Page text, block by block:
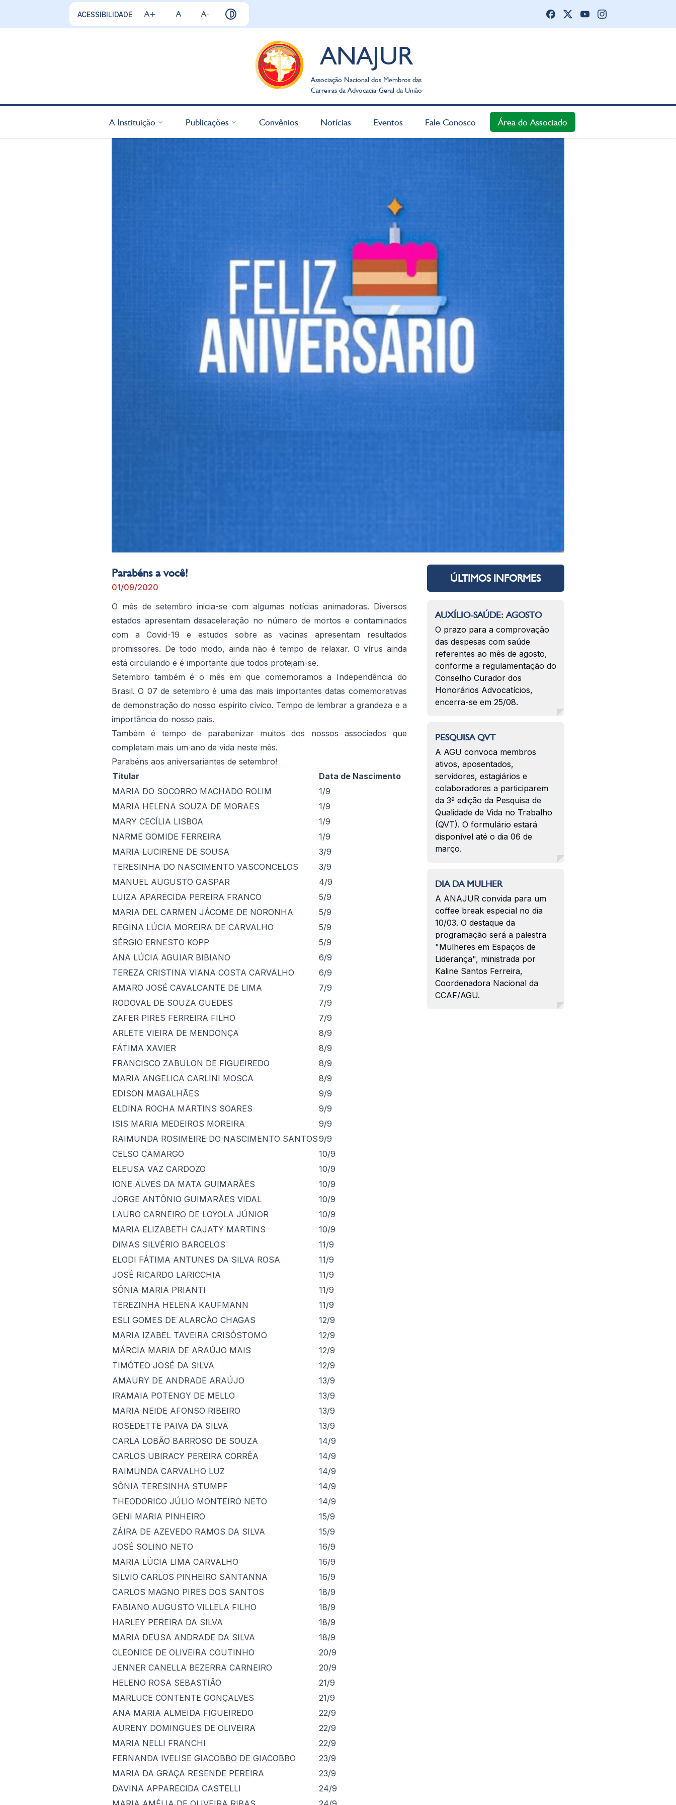
ACESSIBILIDADE A+ A A-
ANAJUR
Associação Nacional dos Membros das
Carreiras da Advocacia-Geral da União
A Instituição Publicações Convênios Notícias Eventos Fale Conosco Área do Associado
Parabéns a você!
01/09/2020
O mês de setembro inicia-se com algumas notícias animadoras. Diversos
estados apresentam desaceleração no número de mortos e contaminados
com a Covid-19 e estudos sobre as vacinas apresentam resultados
promissores. De todo modo, ainda não é tempo de relaxar. O vírus ainda
está circulando e é importante que todos protejam-se.
Setembro também é o mês em que comemoramos a Independência do
Brasil. O 07 de setembro é uma das mais importantes datas comemorativas
de demonstração do nosso espírito cívico. Tempo de lembrar a grandeza e a
importância do nosso país.
Também é tempo de parabenizar muitos dos nossos associados que
completam mais um ano de vida neste mês.
Parabéns aos aniversariantes de setembro!
Titular
Data de Nascimento
MARIA DO SOCORRO MACHADO ROLIM
1/9
MARIA HELENA SOUZA DE MORAES
1/9
MARY CECÍLIA LISBOA
1/9
NARME GOMIDE FERREIRA
1/9
MARIA LUCIRENE DE SOUSA
3/9
TERESINHA DO NASCIMENTO VASCONCELOS
3/9
MANUEL AUGUSTO GASPAR
4/9
LUIZA APARECIDA PEREIRA FRANCO
5/9
MARIA DEL CARMEN JÁCOME DE NORONHA
5/9
REGINA LÚCIA MOREIRA DE CARVALHO
5/9
SÉRGIO ERNESTO KOPP
5/9
ANA LÚCIA AGUIAR BIBIANO
6/9
TEREZA CRISTINA VIANA COSTA CARVALHO
6/9
AMARO JOSÉ CAVALCANTE DE LIMA
7/9
RODOVAL DE SOUZA GUEDES
7/9
ZAFER PIRES FERREIRA FILHO
7/9
ARLETE VIEIRA DE MENDONÇA
8/9
FÁTIMA XAVIER
8/9
FRANCISCO ZABULON DE FIGUEIREDO
8/9
MARIA ANGELICA CARLINI MOSCA
8/9
EDISON MAGALHÃES
9/9
ELDINA ROCHA MARTINS SOARES
9/9
ISIS MARIA MEDEIROS MOREIRA
9/9
RAIMUNDA ROSIMEIRE DO NASCIMENTO SANTOS9/9
CELSO CAMARGO
10/9
ELEUSA VAZ CARDOZO
10/9
IONE ALVES DA MATA GUIMARÃES
10/9
JORGE ANTÔNIO GUIMARÃES VIDAL
10/9
LAURO CARNEIRO DE LOYOLA JÚNIOR
10/9
MARIA ELIZABETH CAJATY MARTINS
10/9
DIMAS SILVÉRIO BARCELOS
11/9
ELODI FÁTIMA ANTUNES DA SILVA ROSA
11/9
JOSÉ RICARDO LARICCHIA
11/9
SÔNIA MARIA PRIANTI
11/9
TEREZINHA HELENA KAUFMANN
11/9
ESLI GOMES DE ALARCÃO CHAGAS
12/9
MARIA IZABEL TAVEIRA CRISÓSTOMO
12/9
MÁRCIA MARIA DE ARAÚJO MAIS
12/9
TIMÓTEO JOSÉ DA SILVA
12/9
AMAURY DE ANDRADE ARAÚJO
13/9
IRAMAIA POTENGY DE MELLO
13/9
MARIA NEIDE AFONSO RIBEIRO
13/9
ROSEDETTE PAIVA DA SILVA
13/9
CARLA LOBÃO BARROSO DE SOUZA
14/9
CARLOS UBIRACY PEREIRA CORRÊA
14/9
RAIMUNDA CARVALHO LUZ
14/9
SÔNIA TERESINHA STUMPF
14/9
THEODORICO JÚLIO MONTEIRO NETO
14/9
GENI MARIA PINHEIRO
15/9
ZÁIRA DE AZEVEDO RAMOS DA SILVA
15/9
JOSÉ SOLINO NETO
16/9
MARIA LÚCIA LIMA CARVALHO
16/9
SILVIO CARLOS PINHEIRO SANTANNA
16/9
CARLOS MAGNO PIRES DOS SANTOS
18/9
FABIANO AUGUSTO VILLELA FILHO
18/9
HARLEY PEREIRA DA SILVA
18/9
MARIA DEUSA ANDRADE DA SILVA
18/9
CLEONICE DE OLIVEIRA COUTINHO
20/9
JENNER CANELLA BEZERRA CARNEIRO
20/9
HELENO ROSA SEBASTIÃO
21/9
MARLUCE CONTENTE GONÇALVES
21/9
ANA MARIA ALMEIDA FIGUEIREDO
22/9
AURENY DOMINGUES DE OLIVEIRA
22/9
MARIA NELLI FRANCHI
22/9
FERNANDA IVELISE GIACOBBO DE GIACOBBO
23/9
MARIA DA GRAÇA RESENDE PEREIRA
23/9
DAVINA APPARECIDA CASTELLI
24/9
ÚLTIMOS INFORMES
AUXÍLIO-SAÚDE: AGOSTO
O prazo para a comprovação
das despesas com saúde
referentes ao mês de agosto,
conforme a regulamentação do
Conselho Curador dos
Honorários Advocatícios,
encerra-se em 25/08.
PESQUISA QVT
A AGU convoca membros
ativos, aposentados,
servidores, estagiários e
colaboradores a participarem
da 3ª edição da Pesquisa de
Qualidade de Vida no Trabalho
(QVT). O formulário estará
disponível até o dia 06 de
março.
DIA DA MULHER
A ANAJUR convida para um
coffee break especial no dia
10/03. O destaque da
programação será a palestra
"Mulheres em Espaços de
Liderança", ministrada por
Kaline Santos Ferreira,
Coordenadora Nacional da
CCAF/AGU.